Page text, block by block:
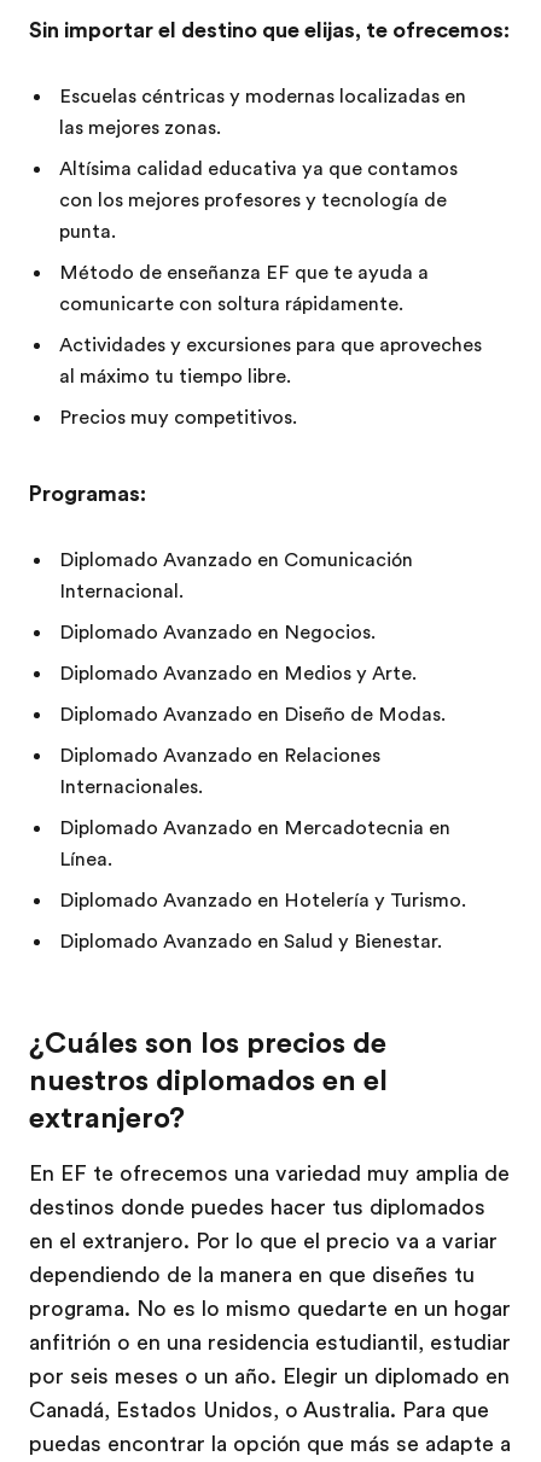
Sin importar el destino que elijas, te ofrecemos:
Escuelas céntricas y modernas localizadas en
las mejores zonas.
Altísima calidad educativa ya que contamos
con los mejores profesores y tecnología de
punta.
Método de enseñanza EF que te ayuda a
comunicarte con soltura rápidamente.
Actividades y excursiones para que aproveches
al máximo tu tiempo libre.
Precios muy competitivos.
Programas:
Diplomado Avanzado en Comunicación
Internacional.
Diplomado Avanzado en Negocios.
Diplomado Avanzado en Medios y Arte.
Diplomado Avanzado en Diseño de Modas.
Diplomado Avanzado en Relaciones
Internacionales.
Diplomado Avanzado en Mercadotecnia en
Línea.
Diplomado Avanzado en Hotelería y Turismo.
Diplomado Avanzado en Salud y Bienestar.
¿Cuáles son los precios de
nuestros diplomados en el
extranjero?
En EF te ofrecemos una variedad muy amplia de
destinos donde puedes hacer tus diplomados
en el extranjero. Por lo que el precio va a variar
dependiendo de la manera en que diseñes tu
programa. No es lo mismo quedarte en un hogar
anfitrión o en una residencia estudiantil, estudiar
por seis meses o un año. Elegir un diplomado en
Canadá, Estados Unidos, o Australia. Para que
puedas encontrar la opción que más se adapte a